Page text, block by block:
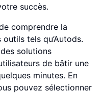
succès.
comprendre la
tels qu’Autods.
solutions
de bâtir une
minutes. En
pouvez sélectionner